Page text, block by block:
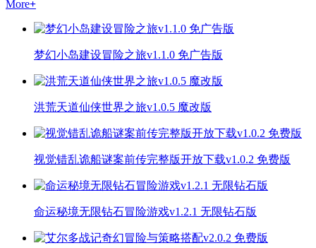
More+
梦幻小岛建设冒险之旅v1.1.0 免广告版
洪荒天道仙侠世界之旅v1.0.5 魔改版
视觉错乱诡船谜案前传完整版开放下载v1.0.2 免费版
命运秘境无限钻石冒险游戏v1.2.1 无限钻石版